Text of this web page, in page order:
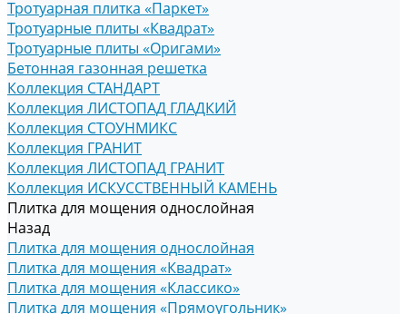
Тротуарная плитка «Паркет»
Тротуарные плиты «Квадрат»
Тротуарные плиты «Оригами»
Бетонная газонная решетка
Коллекция СТАНДАРТ
Коллекция ЛИСТОПАД ГЛАДКИЙ
Коллекция СТОУНМИКС
Коллекция ГРАНИТ
Коллекция ЛИСТОПАД ГРАНИТ
Коллекция ИСКУССТВЕННЫЙ КАМЕНЬ
Плитка для мощения однослойная
Назад
Плитка для мощения однослойная
Плитка для мощения «Квадрат»
Плитка для мощения «Классико»
Плитка для мощения «Прямоугольник»